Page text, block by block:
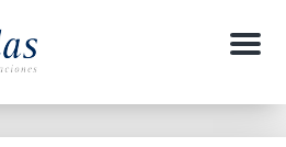
Menu